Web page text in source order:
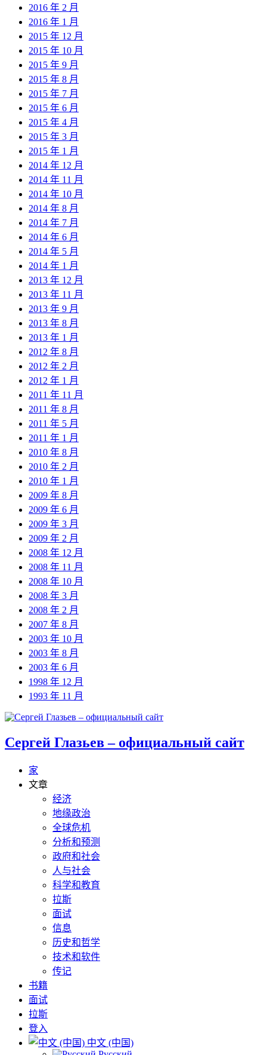
2016 年 2 月
2016 年 1 月
2015 年 12 月
2015 年 10 月
2015 年 9 月
2015 年 8 月
2015 年 7 月
2015 年 6 月
2015 年 4 月
2015 年 3 月
2015 年 1 月
2014 年 12 月
2014 年 11 月
2014 年 10 月
2014 年 8 月
2014 年 7 月
2014 年 6 月
2014 年 5 月
2014 年 1 月
2013 年 12 月
2013 年 11 月
2013 年 9 月
2013 年 8 月
2013 年 1 月
2012 年 8 月
2012 年 2 月
2012 年 1 月
2011 年 11 月
2011 年 8 月
2011 年 5 月
2011 年 1 月
2010 年 8 月
2010 年 2 月
2010 年 1 月
2009 年 8 月
2009 年 6 月
2009 年 3 月
2009 年 2 月
2008 年 12 月
2008 年 11 月
2008 年 10 月
2008 年 3 月
2008 年 2 月
2007 年 8 月
2003 年 10 月
2003 年 8 月
2003 年 6 月
1998 年 12 月
1993 年 11 月
Сергей Глазьев – официальный сайт
家
文章
经济
地缘政治
全球危机
分析和预测
政府和社会
人与社会
科学和教育
拉斯
面试
信息
历史和哲学
技术和软件
传记
书籍
面试
拉斯
登入
中文 (中国)